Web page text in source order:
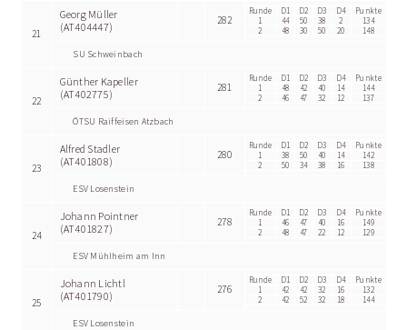
21
Georg Müller
(AT404447)
282
Runde D1 D2 D3 D4
Punkte
1
44 50 38 2
134
2
48 30 50 20 148
SU Schweinbach
22
Günther Kapeller
(AT402775)
281
Runde D1 D2 D3 D4
Punkte
1
48 42 40 14
144
2
46 47 32 12 137
ÖTSU Raiffeisen Atzbach
23
Alfred Stadler
(AT401808)
280
Runde D1 D2 D3 D4
Punkte
1
38 50 40 14
142
2
50 34 38 16 138
ESV Losenstein
24
Johann Pointner
(AT401827)
278
Runde D1 D2 D3 D4
Punkte
1
46 47 40 16
149
2
48 47 22 12 129
ESV Mühlheim am Inn
25
Johann Lichtl
(AT401790)
276
Runde D1 D2 D3 D4
Punkte
1
42 42 32 16
132
2
42 52 32 18 144
ESV Losenstein